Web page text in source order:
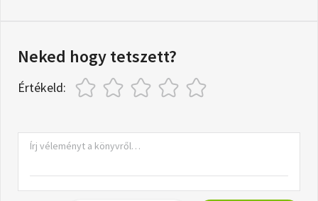
Neked hogy tetszett?
Értékeld: